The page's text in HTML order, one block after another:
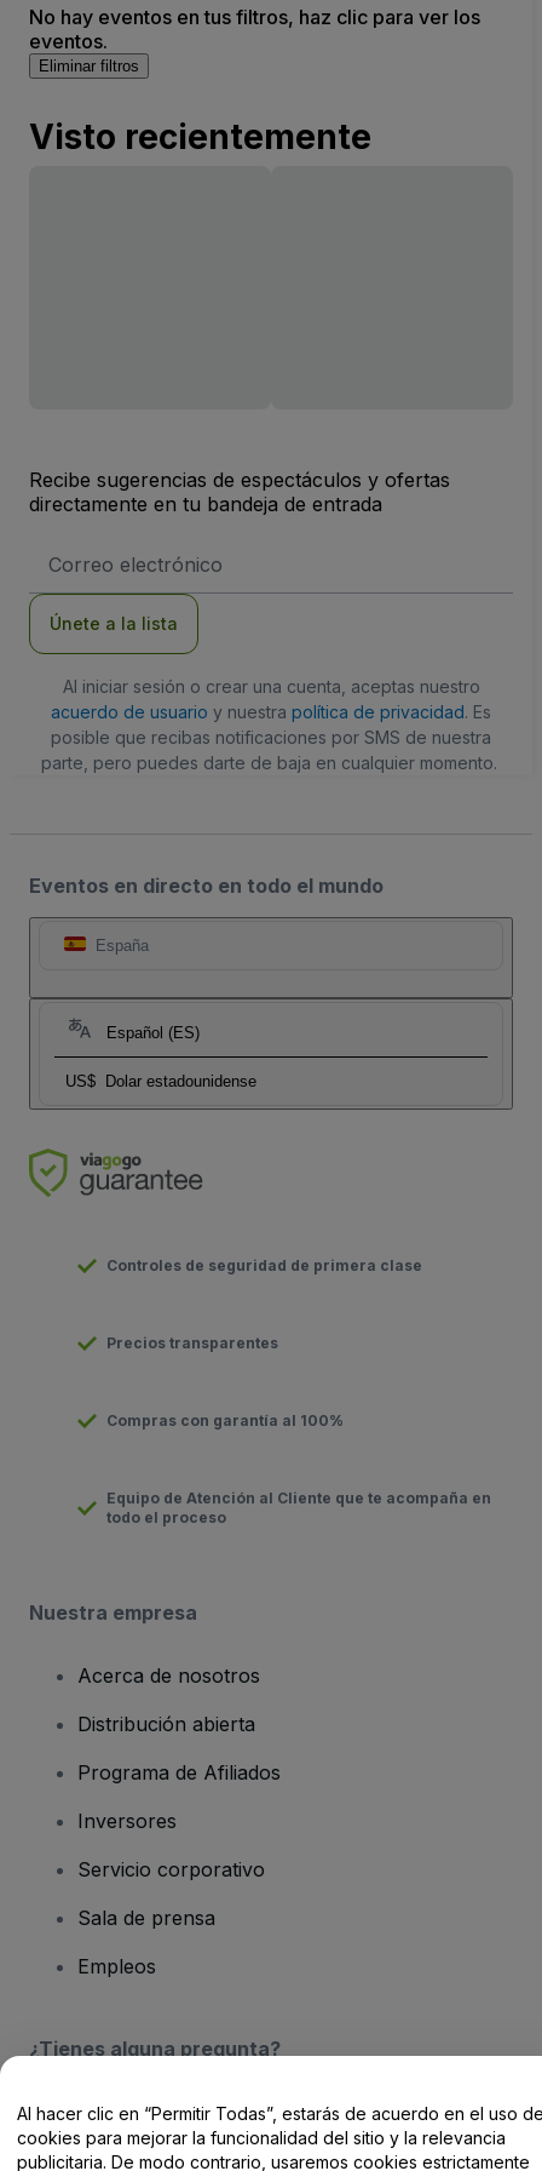
No hay eventos en tus filtros, haz clic para ver los
eventos.
Eliminar filtros
Visto recientemente
Recibe sugerencias de espectáculos y ofertas
directamente en tu bandeja de entrada
de
Únete a la lista
Al iniciar sesión o crear una cuenta, aceptas nuestro
acuerdo de usuario y nuestra política de privacidad. Es
posible que recibas notificaciones por SMS de nuestra
parte, pero puedes darte de baja en cualquier momento.
Eventos en directo en todo el mundo
España
Español (ES)
US$ Dolar estadounidense
Controles de seguridad de primera clase
Precios transparentes
Compras con garantía al 100%
Equipo de Atención al Cliente que te acompaña en
todo el proceso
Nuestra empresa
Acerca de nosotros
Distribución abierta
Programa de Afiliados
Inversores
Servicio corporativo
Sala de prensa
Empleos
¿Tienes alguna pregunta?
Centro de Ayuda / Contacto
Al hacer clic en “Permitir Todas”, estarás de acuerdo en el uso
cookies para mejorar la funcionalidad del sitio y la relevancia
publicitaria. De modo contrario, usaremos cookies estrictamente